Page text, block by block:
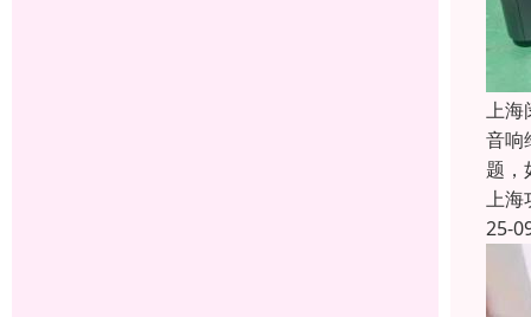
上海
音响
题，
上海
25-